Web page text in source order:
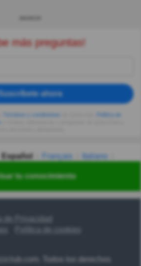
tu conocimiento
más preguntas!
Suscríbete ahora
Español Français
Italiano
हिन्दी 한국어 汉语
de Privacidad
Todos los derechos